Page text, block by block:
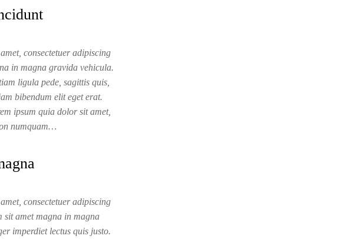
consectetuer adipiscing
in magna gravida vehicula.
ligula pede, sagittis quis,
bibendum elit eget erat.
ipsum quia dolor sit amet,
numquam…
consectetuer adipiscing
amet magna in magna
imperdiet lectus quis justo.